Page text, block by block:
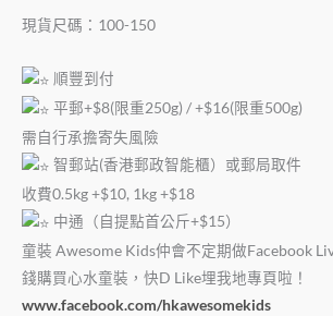
現貨尺碼：100-150
順豐到付
平郵+$8(限重250g) / +$16(限重500g)
需自行承擔寄失風險
智郵站(香港郵政智能櫃）或郵局取件
收費0.5kg +$10, 1kg +$18
中通（自提點首公斤+$15）
童裝 Awesome Kids仲會不定期做Facebook
錢購買心水童裝，快D Like埋我地專頁啦！
www.facebook.com/hkawesomekids